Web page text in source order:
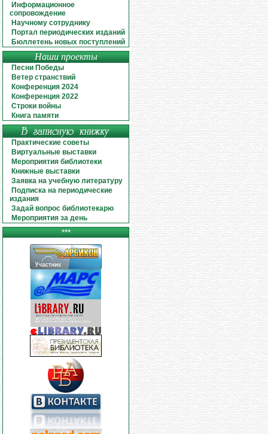
Информационное
сопровождение
Научному сотруднику
Портал периодических изданий
Бюллетень новых поступлений
Наши проекты
Песни Победы
Ветер странствий
Конференция 2024
Конференция 2022
Строки войны
Книга памяти
Практические советы
Виртуальные выставки
Мероприятия библиотеки
Книжные выставки
Заявка на учебную литературу
Подписка на периодические
издания
Задай вопрос библиотекарю
Мероприятия за день
***